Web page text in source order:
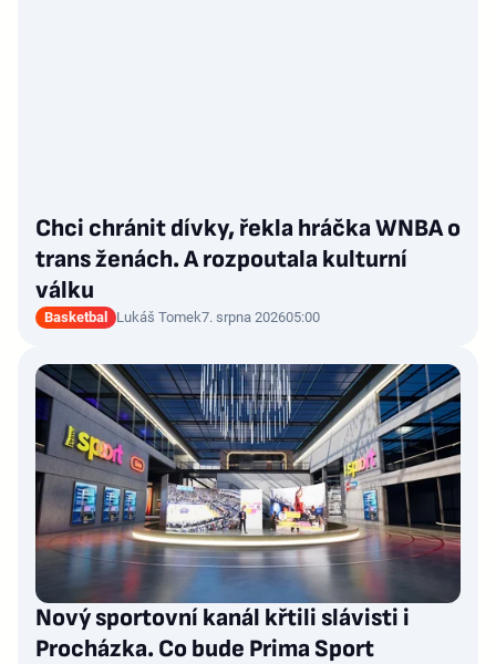
Chci chránit dívky, řekla hráčka WNBA o
trans ženách. A rozpoutala kulturní
válku
Basketbal Lukáš Tomek7. srpna 202605:00
Nový sportovní kanál křtili slávisti i
Procházka. Co bude Prima Sport